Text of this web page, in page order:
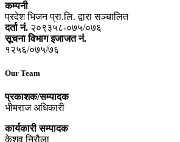
कम्पनी
प्रदेश भिजन प्रा.लि. द्वारा सञ्‍चालित
दर्ता नं. २०९३५८-०७५/०७६
सूचना विभाग इजाजत नं.
१२५६/०७५/७६
Our Team
प्रकाशक/सम्पादक
भीमराज अधिकारी
कार्यकारी सम्पादक
केशव निरौला